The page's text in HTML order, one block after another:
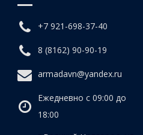
B (продольно-винтовой прокат)
+7 921-698-37-40
8 (8162) 90-90-19
armadavn@yandex.ru
Ежедневно с 09:00 до
18:00